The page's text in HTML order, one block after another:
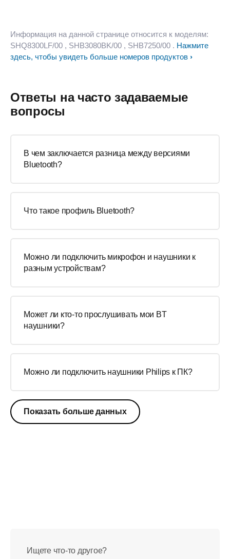
Информация на данной странице относится к моделям:
SHQ8300LF/00 , SHB3080BK/00 , SHB7250/00 . Нажмите
здесь, чтобы увидеть больше номеров продуктов
Ответы на часто задаваемые
вопросы
В чем заключается разница между версиями
Bluetooth?
Что такое профиль Bluetooth?
Можно ли подключить микрофон и наушники к
разным устройствам?
Может ли кто-то прослушивать мои BT
наушники?
Можно ли подключить наушники Philips к ПК?
Показать больше данных
Ищете что-то другое?